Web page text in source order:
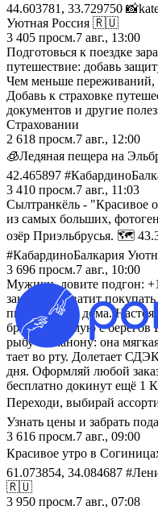
44.603781, 33.729750
Уютная Россия 🇷🇺
3 405 просм.7 авг., 13:00
Подготовься к поездке
путешествие: добавь
Чем меньше переживаний,
Добавь к страховке
документов и другие
Страховании
2 618 просм.7 авг., 12:00
🧊Ледяная пещера на
42.465897
3 410 просм.7 авг., 11:03
Сылтранкёль - "Красивое
из самых больших,
озёр Приэльбрусья. 🗺️
#КабардиноБалкария
3 696 просм.7 авг., 10:00
Мужики, ловите подгон:
заказу. 🍻 Хватит
пивнушках у дома.
брать напрямую с
рыбу по канону: она
тает во рту. Долетает
дня. Оформляй любой
бесплатно докинут ещё 1
Переходи, выбирай
Узнать цены и забрать
3 616 просм.7 авг., 09:00
Красивое утро в
61.073854, 34.084687
🇷🇺
3 950 просм.7 авг., 07:08